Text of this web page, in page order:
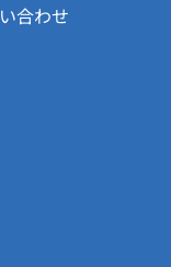
合わせ